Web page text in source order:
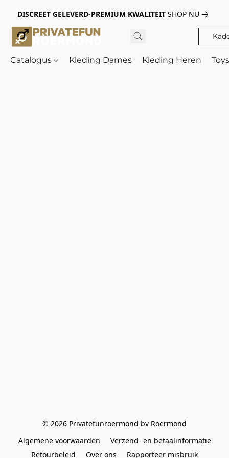
DISCREET GELEVERD-PREMIUM KWALITEIT SHOP NU
Catalogus Kleding Dames Kleding Heren
© 2026 Privatefunroermond bv Roermond
Algemene voorwaarden
Verzend- en betaalinformatie
Retourbeleid
Over ons Rapporteer misbruik